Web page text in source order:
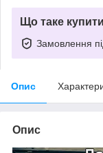
Що таке
Замовлення
Опис
Опис